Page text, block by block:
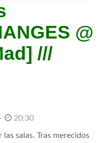
@
///
- 20:30
salas. Tras merecidos